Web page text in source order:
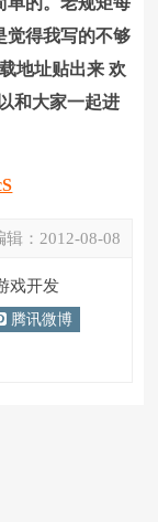
觉得我写的不够
地址贴出来 欢
和大家一起进
： 2012-08-08
戏开发
腾讯微博